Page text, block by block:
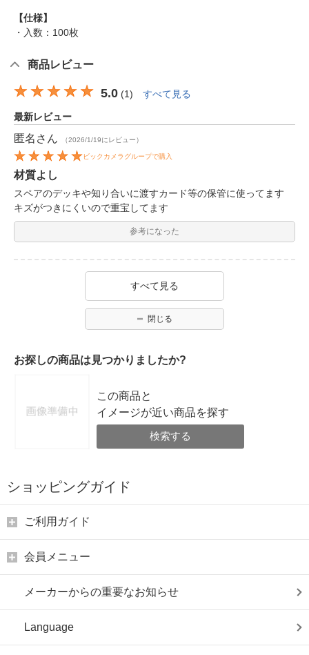
【仕様】
・入数：100枚
商品レビュー
5.0 (1) すべて見る
最新レビュー
匿名 さん （2026/1/19にレビュー）
ビックカメラグループで購入
材質よし
スペアのデッキや知り合いに渡すカード等の保管に使ってます
キズがつきにくいので重宝してます
参考になった
すべて見る
閉じる
お探しの商品は見つかりましたか?
この商品と
イメージが近い商品を探す
検索する
ショッピングガイド
ご利用ガイド
会員メニュー
メーカーからの重要なお知らせ
Language